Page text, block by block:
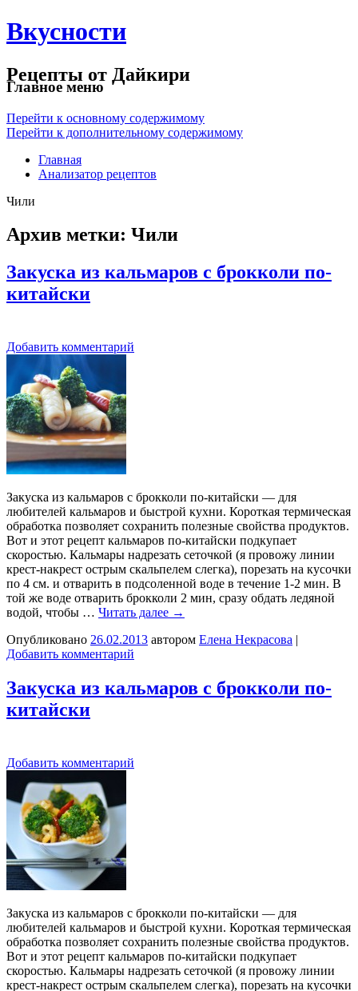
Вкусности
Рецепты от Дайкири
Главное меню
Перейти к основному содержимому
Перейти к дополнительному содержимому
Главная
Анализатор рецептов
Чили
Архив метки: Чили
Закуска из кальмаров с брокколи по-
китайски
Добавить комментарий
Закуска из кальмаров с брокколи по-китайски — для
любителей кальмаров и быстрой кухни. Короткая термическая
обработка позволяет сохранить полезные свойства продуктов.
Вот и этот рецепт кальмаров по-китайски подкупает
скоростью. Кальмары надрезать сеточкой (я провожу линии
крест-накрест острым скальпелем слегка), порезать на кусочки
по 4 см. и отварить в подсоленной воде в течение 1-2 мин. В
той же воде отварить брокколи 2 мин, сразу обдать ледяной
водой, чтобы … Читать далее →
Опубликовано 26.02.2013 автором Елена Некрасова |
Добавить комментарий
Закуска из кальмаров с брокколи по-
китайски
Добавить комментарий
Закуска из кальмаров с брокколи по-китайски — для
любителей кальмаров и быстрой кухни. Короткая термическая
обработка позволяет сохранить полезные свойства продуктов.
Вот и этот рецепт кальмаров по-китайски подкупает
скоростью. Кальмары надрезать сеточкой (я провожу линии
крест-накрест острым скальпелем слегка), порезать на кусочки